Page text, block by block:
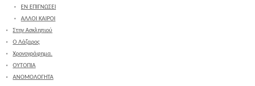
ΕΝ ΕΠΙΓΝΩΣΕΙ
ΑΛΛΟΙ ΚΑΙΡΟΙ
Στην Ασκληπιού
Ο Λάζαρος
Χρονογράφημα.
ΟΥΤΟΠΙΑ
ΑΝΟΜΟΛΟΓΗΤΑ